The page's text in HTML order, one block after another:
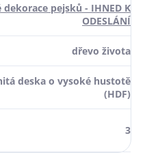
dekorace pejsků - IHNED K
ODESLÁNÍ
dřevo života
deska o vysoké hustotě
(HDF)
3